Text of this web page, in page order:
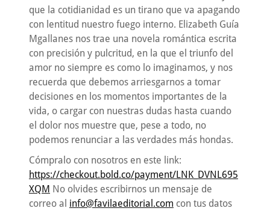
que la cotidianidad es un tirano que va apagando
con lentitud nuestro fuego interno. Elizabeth Guía
Mgallanes nos trae una novela romántica escrita
con precisión y pulcritud, en la que el triunfo del
amor no siempre es como lo imaginamos, y nos
recuerda que debemos arriesgarnos a tomar
decisiones en los momentos importantes de la
vida, o cargar con nuestras dudas hasta cuando
el dolor nos muestre que, pese a todo, no
podemos renunciar a las verdades más hondas.
Cómpralo con nosotros en este link:
https://checkout.bold.co/payment/LNK_DVNL695
XQM No olvides escribirnos un mensaje de
correo al info@favilaeditorial.com con tus datos